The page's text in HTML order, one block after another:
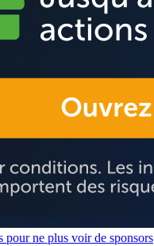
pour ne plus voir de sponsors